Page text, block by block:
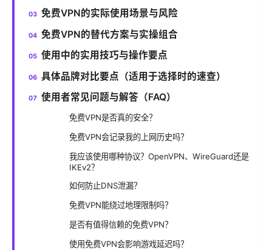
免费VPN的实际使用场景与风险
免费VPN的替代方案与实操组合
使用中的实用技巧与操作要点
具体品牌对比要点（适用于选择时的速查）
使用者常见问题与解答（FAQ）
免费VPN是否真的安全？
免费VPN会记录我的上网历史吗？
我应该使用哪种协议？OpenVPN、WireGuard还是
IKEv2？
如何防止DNS泄漏？
免费VPN能绕过地理限制吗？
是否有值得信赖的免费VPN？
使用免费VPN会影响游戏延迟吗？